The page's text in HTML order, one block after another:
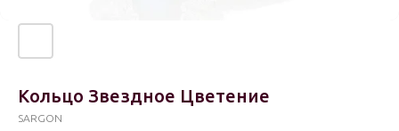
Кольцо Звездное Цветение
SARGON